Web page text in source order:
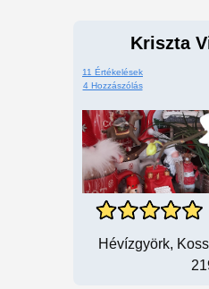
Kriszta
11 Értékelések
4 Hozzászólás
Hévízgyörk,